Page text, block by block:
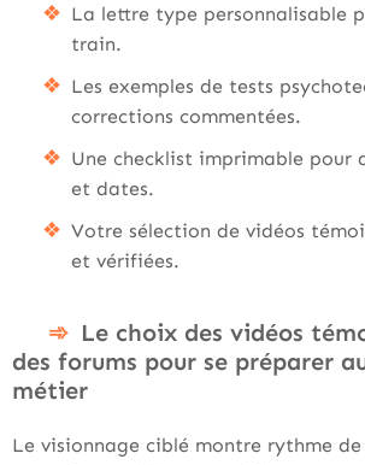
La lettre type personnalisable
train.
Les exemples de tests
corrections commentées.
Une checklist imprimable pour
et dates.
Votre sélection de vidéos
et vérifiées.
Le choix des vidéos
des forums pour se préparer
métier
Le visionnage ciblé montre rythme